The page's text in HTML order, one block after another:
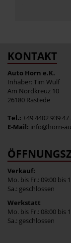
KONTAKT
Auto Horn e.K.
Inhaber: Tim Wulf
Am Nordkreuz 10
26180 Rastede
Tel.: +49 4402 939 47
E-Mail: info@horn-
Verkauf:
Mo. bis Fr.: 09:00 bis
Sa.: geschlossen
Werkstatt
Mo. bis Fr.: 08:00 bis
Sa.: geschlossen